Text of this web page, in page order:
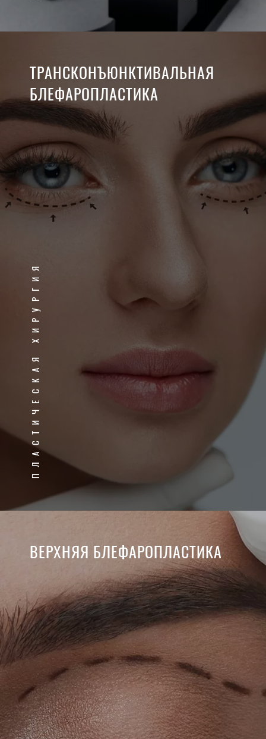
ТРАНСКОНЪЮНКТИВАЛЬНАЯ
БЛЕФАРОПЛАСТИКА
ПЛАСТИЧЕСКАЯ ХИРУРГИЯ
ВЕРХНЯЯ БЛЕФАРОПЛАСТИКА